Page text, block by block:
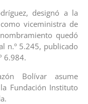
designó a la
viceministra de
quedó
n.º 5.245, publicado
6.984.
Bolívar asume
Fundación Instituto